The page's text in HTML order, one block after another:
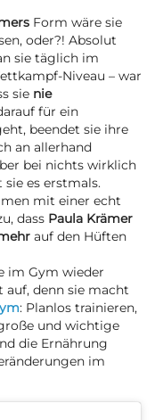
Form wäre sie
oder?! Absolut
sie täglich im
Niveau – war
sie nie
für ein
beendet sie ihre
an allerhand
bei nichts wirklich
es erstmals.
mit einer echt
dass Paula Krämer
auf den Hüften
im Gym wieder
auf, denn sie macht
: Planlos trainieren,
und wichtige
die Ernährung
im